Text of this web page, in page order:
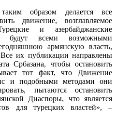
образом делается все
движение, возглавляемое
и азербайджанские
будут всеми возможными
армянскую власть,
их публикации направлены
Србазана, чтобы остановить
тот факт, что Движение
и подобными методами они
пытаются остановить
Диаспоры, что является
для турецких властей», –